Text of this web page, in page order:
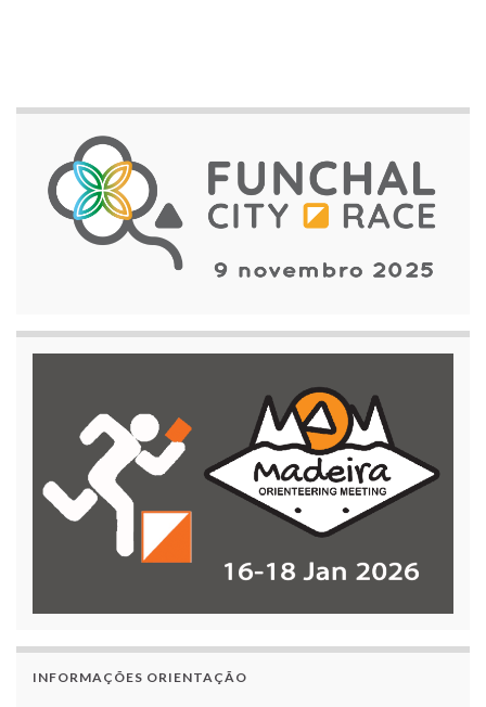
INFORMAÇÕES ORIENTAÇÃO